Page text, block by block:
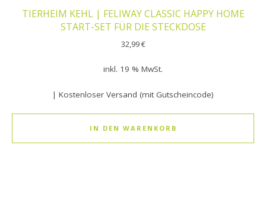
TIERHEIM KEHL | FELIWAY CLASSIC HAPPY HOME
START-SET FÜR DIE STECKDOSE
32,99€
inkl. 19 % MwSt.
| Kostenloser Versand (mit Gutscheincode)
IN DEN WARENKORB